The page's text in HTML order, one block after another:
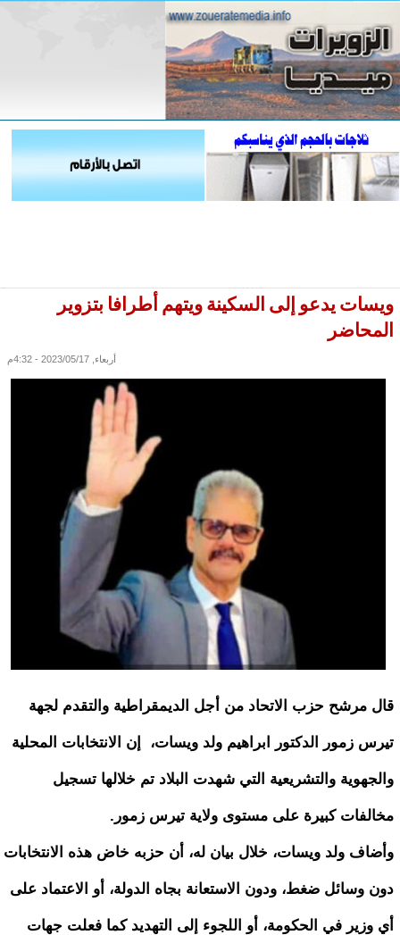
ويسات يدعو إلى السكينة ويتهم أطرافا بتزوير
المحاضر
أربعاء, 2023/05/17 - 4:32م
قال مرشح حزب الاتحاد من أجل الديمقراطية والتقدم لجهة
تيرس زمور الدكتور ابراهيم ولد ويسات، إن الانتخابات المحلية
والجهوية والتشريعية التي شهدت البلاد تم خلالها تسجيل
مخالفات كبيرة على مستوى ولاية تيرس زمور.
وأضاف ولد ويسات، خلال بيان له، أن حزبه خاض هذه الانتخابات
دون وسائل ضغط، ودون الاستعانة بجاه الدولة، أو الاعتماد على
أي وزير في الحكومة، أو اللجوء إلى التهديد كما فعلت جهات